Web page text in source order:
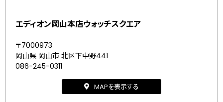
エディオン岡山本店ウォッチスクエア
〒7000973
岡山県 岡山市 北区下中野441
086-245-0311
MAPを表示する